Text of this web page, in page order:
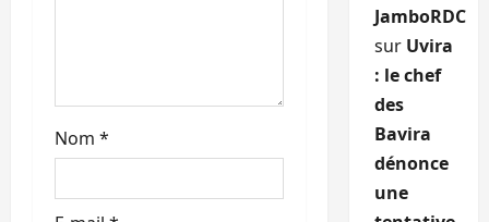
e
Nom *
JamboRDC
sur Uvira
: le chef
des
Bavira
dénonce
une